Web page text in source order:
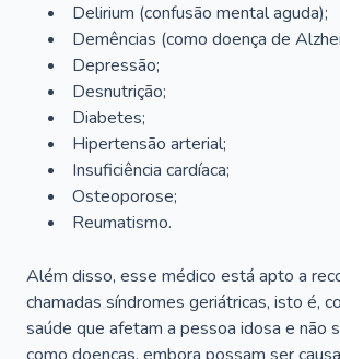
Delirium (confusão mental aguda);
Demências (como doença de
Depressão;
Desnutrição;
Diabetes;
Hipertensão arterial;
Insuficiência cardíaca;
Osteoporose;
Reumatismo.
Além disso, esse médico está apto a
chamadas síndromes geriátricas, isto é,
saúde que afetam a pessoa idosa e não